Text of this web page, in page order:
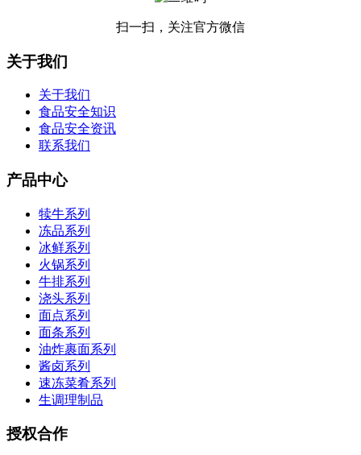
扫一扫，关注官方微信
关于我们
关于我们
食品安全知识
食品安全资讯
联系我们
产品中心
犊牛系列
冻品系列
冰鲜系列
火锅系列
牛排系列
浇头系列
面点系列
面条系列
油炸裹面系列
酱卤系列
速冻菜肴系列
生调理制品
授权合作